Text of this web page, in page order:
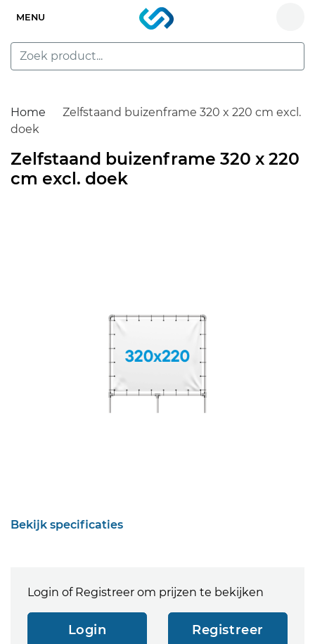
MENU
Home
Zelfstaand buizenframe 320 x 220 cm excl.
doek
Zelfstaand buizenframe 320 x 220
cm excl. doek
Bekijk specificaties
Login of Registreer om prijzen te bekijken
Login Registreer